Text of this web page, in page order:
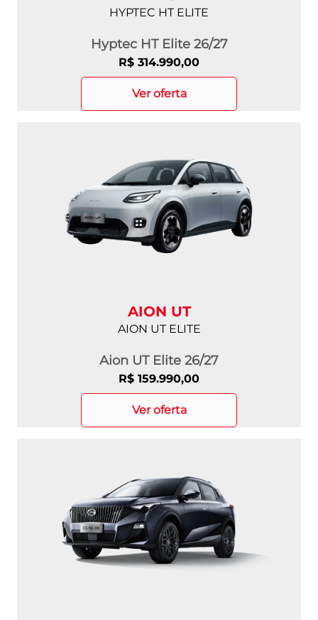
HYPTEC HT ELITE
Hyptec HT Elite 26/27
R$ 314.990,00
ver oferta
AION UT
AION UT ELITE
Aion UT Elite 26/27
R$ 159.990,00
ver oferta